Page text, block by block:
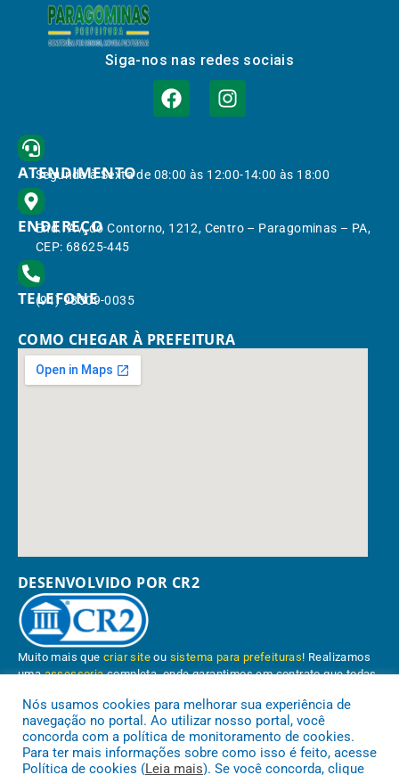
Siga-nos nas redes sociais
ATENDIMENTO
Segunda à Sexta de 08:00 às 12:00-14:00 às 18:00
ENDEREÇO
End.: Av. do Contorno, 1212, Centro – Paragominas – PA,
CEP: 68625-445
TELEFONE
(91) 98309-0035
COMO CHEGAR À PREFEITURA
DESENVOLVIDO POR CR2
Muito mais quecriar site ou sistema para prefeituras! Realizamos
umaassessoriacompleta, onde garantimos em contrato que todas
Conheça oPNTP e oRadar da Transparência Pública
Nós usamos cookies para melhorar sua experiência de
navegação no portal. Ao utilizar nosso portal, você
concorda com a política de monitoramento de cookies.
Para ter mais informações sobre como isso é feito, acesse
Política de cookies (Leia mais). Se você concorda, clique